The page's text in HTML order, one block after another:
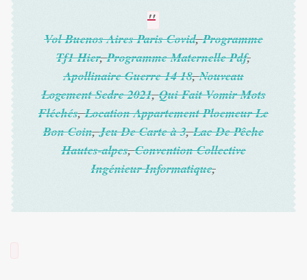
Vol Buenos Aires Paris Covid,Programme
Tf1 Hier,Programme Maternelle Pdf,
Apollinaire Guerre 14 18,Nouveau
Logement Sedre 2021,Qui Fait Vomir Mots
Fléchés,Location Appartement Ploemeur Le
Bon Coin,Jeu De Carte à 3,Lac De Pêche
Hautes-alpes,Convention Collective
Ingénieur Informatique,